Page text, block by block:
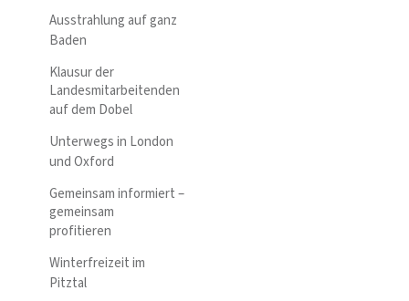
Ausstrahlung auf ganz
Baden
Klausur der
Landesmitarbeitenden
auf dem Dobel
Unterwegs in London
und Oxford
Gemeinsam informiert –
gemeinsam
profitieren
Winterfreizeit im
Pitztal